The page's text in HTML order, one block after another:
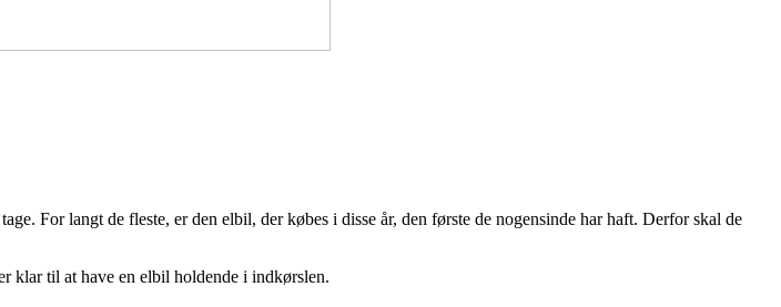
For langt de fleste, er den elbil, der købes i disse år, den første de nogensinde har haft. Derfor skal de
klar til at have en elbil holdende i indkørslen.